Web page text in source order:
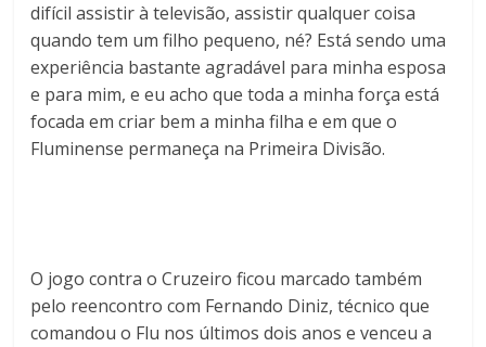
difícil assistir à televisão, assistir qualquer coisa
quando tem um filho pequeno, né? Está sendo uma
experiência bastante agradável para minha esposa
e para mim, e eu acho que toda a minha força está
focada em criar bem a minha filha e em que o
Fluminense permaneça na Primeira Divisão.
O jogo contra o Cruzeiro ficou marcado também
pelo reencontro com Fernando Diniz, técnico que
comandou o Flu nos últimos dois anos e venceu a